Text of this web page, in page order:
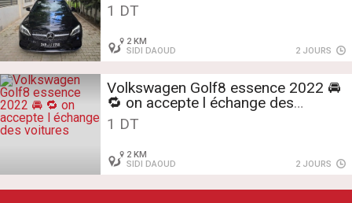
⛔️ on accepte l échange des
voitures
1 DT
2 KM
SIDI DAOUD
2 JOURS
Volkswagen Golf8 essence 2022 🚘
🔁 on accepte l échange des
voitures
1 DT
2 KM
SIDI DAOUD
2 JOURS